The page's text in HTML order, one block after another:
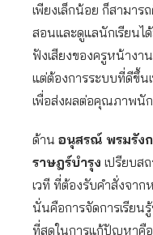
เพียงเล็กน้อย ก็สามาร
สอนและดูแลนักเรียนไ
ฟังเสียงของครูหน้างา
แต่ต้องการระบบที่ดีขึ้น
เพื่อส่งผลต่อคุณภาพนัก
ด้าน อนุสรณ์ พรมรังก
ราษฎร์บำรุง เปรียบส
เวที ที่ต้องรับคำสั่งจา
นั่นคือการจัดการเรียน
ที่สุดในการแก้ปัญหาคื